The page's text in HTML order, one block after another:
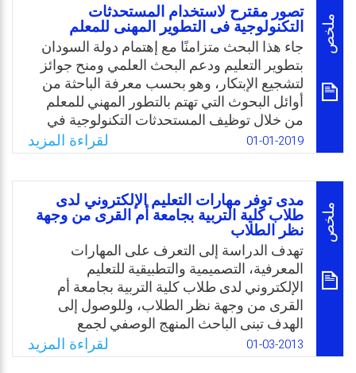
ملخص
تصور مقترح لاستخدام المستحدثات
التكنولوجية فى التطوير المهنى للمعلم
جاء هذا البحث متزامنًا مع إهتمام دولة السودان
بتطوير التعليم ودعم البحث العلمي ومنح جوائز
لتشجيع الإبتكار، وهو بحسب معرفة الباحثة من
أوائل البحوث التي تهتم بالتطور المهني للمعلم
من خلال توظيف المستحدثات التكنولوجية في
العملية التعليمية، وساهمت في تغيير دور المعلم
من ناقل للمعرفة إلى مسهل لعملية التعليم، فهو
يصمم بيئة التعلم ويوجه طلابه، وأصبح التعلم
متمركزًا حول المتعلم وليس حو المعلم، ومن
المأمول بأن يسهم هذا البحث في مساعدة
المسؤولين عن تدريب المعلمين في تبني خطط
علمية ترمي إلى تحقيق التنمية المهنية للمعلم من
خلال تدريبهم على توظيف المستحدثات
التكنولوجية في العملية التعليمية، ودعوتهم إلى
تحقيق التنمية المهنية من خلال التعلم الذاتي.
WhatsApp
Facebook
Twitter
Email
01-01-2019 لقراءة المزيد
ملخص
مدى توفر مهارات التعليم الإلكتروني لدى
طلاب كلية التربية بجامعة أم القرى من وجهة
نظر الطلاب
تهدف الدراسة إلى التعرف على المهارات
المعرفية، التصميمية والتطبيقية للتعليم
الإلكتروني لدى طلاب كلية التربية بجامعة أم
القرى من وجهة نظر الطلاب، وللوصول إلى
الهدف تبنى الباحث المنهج الوصفي لجمع
المعلومات والبيانات وتحليلها ومناقشتها
وتفسيرها. شمل مجتمع الدراسة كافة طلاب
01-03-2013 لقراءة المزيد